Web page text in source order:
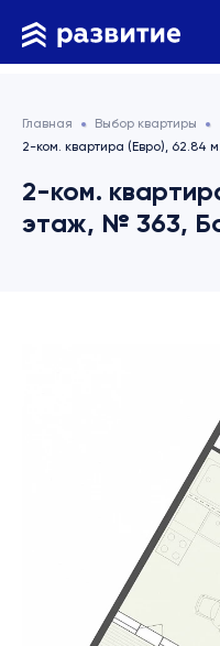
Главная
Выбор квартиры
2-ком. квартира (Евро), 62.84
2-ком.
этаж, № 363,